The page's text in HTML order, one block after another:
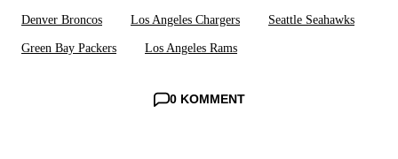
Denver Broncos Los Angeles Chargers Seattle Seahawks
Green Bay Packers Los Angeles Rams
0 KOMMENT